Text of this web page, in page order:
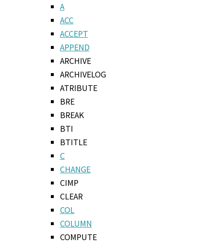
A
ACC
ACCEPT
APPEND
ARCHIVE
ARCHIVELOG
ATRIBUTE
BRE
BREAK
BTI
BTITLE
C
CHANGE
CIMP
CLEAR
COL
COLUMN
COMPUTE